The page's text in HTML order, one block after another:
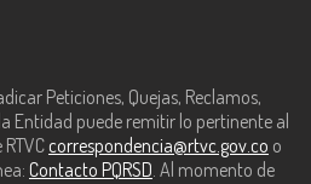
Peticiones, Quejas, Reclamos,
Entidad puede remitir lo pertinente al
correspondencia@rtvc.gov.co o
Contacto PQRSD. Al momento de